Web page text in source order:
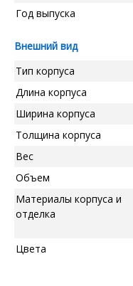
Год выпуска
Внешний вид
Тип корпуса
Длина корпуса
Ширина корпуса
Толщина корпуса
Вес
Объем
Материалы корпуса и
отделка
Цвета